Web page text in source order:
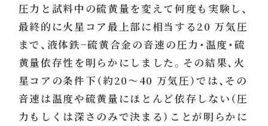
圧力と試料中の硫黄量を変えて何度も実験し、
最終的に火星コア最上部に相当する20 万気圧
まで、液体鉄−硫黄合金の音速の圧力・温度・硫
黄量依存性を明らかにしました。その結果、火
星コアの条件下（約20～40 万気圧）では、その
音速は温度や硫黄量にほとんど依存しない（圧
力もしくは深さのみで決まる）ことが明らかに